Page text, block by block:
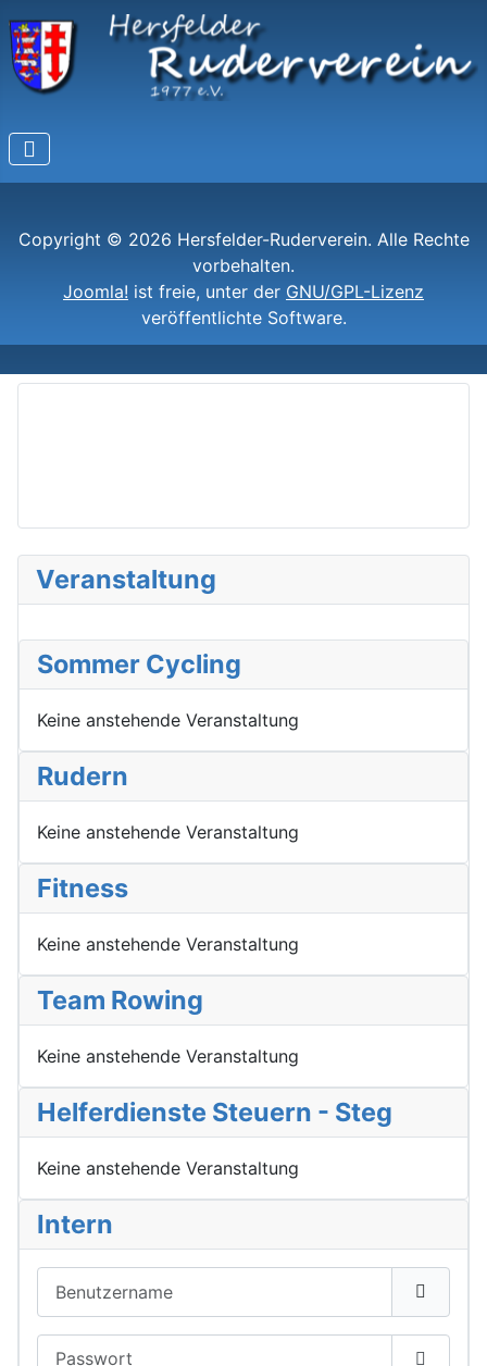
Veranstaltung
Sommer Cycling
Keine anstehende Veranstaltung
Rudern
Keine anstehende Veranstaltung
Fitness
Keine anstehende Veranstaltung
Team Rowing
Keine anstehende Veranstaltung
Helferdienste Steuern - Steg
Keine anstehende Veranstaltung
Intern
Copyright © 2026 Hersfelder-Ruderverein. Alle Rechte
vorbehalten.
Joomla! ist freie, unter der GNU/GPL-Lizenz
veröffentlichte Software.